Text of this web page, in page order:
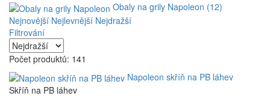
Obaly na grily Napoleon (12)
Nejnovější Nejlevnější Nejdražší
Filtrování
Počet produktů: 141
Napoleon skříň na PB láhev
Skříň na PB láhev